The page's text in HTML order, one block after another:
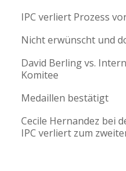
IPC verliert Prozess
Nicht erwünscht und
David Berling vs.
Komitee
Medaillen bestätigt
Cecile Hernandez bei
IPC verliert zum